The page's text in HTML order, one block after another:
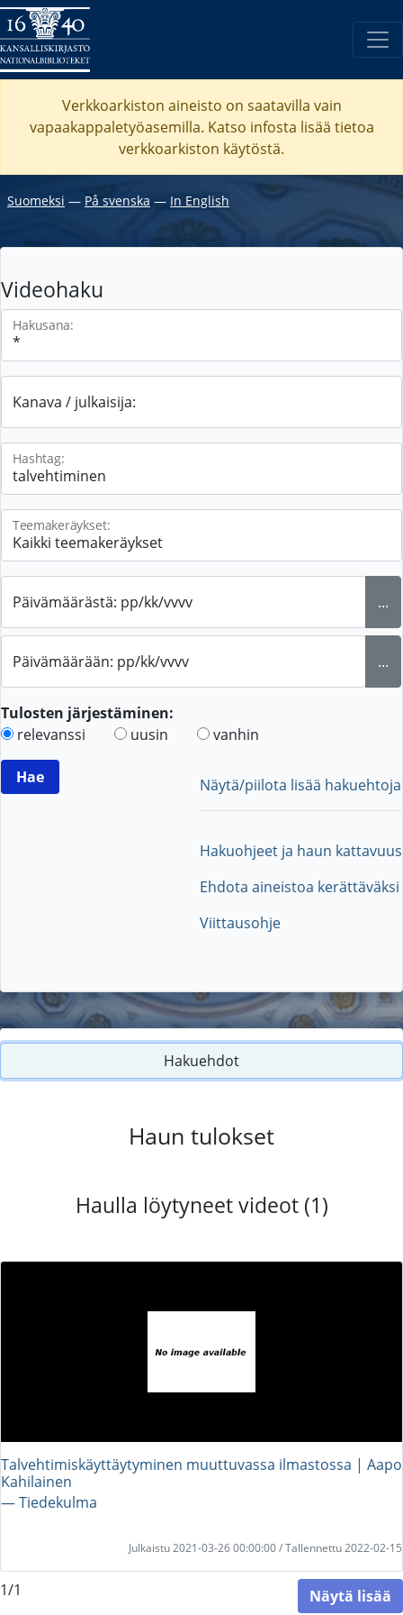
Verkkoarkiston aineisto on saatavilla vain
vapaakappaletyöasemilla. Katso infosta lisää tietoa
verkkoarkiston käytöstä.
Suomeksi ― På svenska ― In English
Videohaku
Hakusana:
Kanava / julkaisija:
Hashtag:
Teemakeräykset:
Päivämäärästä: pp/kk/vvvv ...
Päivämäärään: pp/kk/vvvv ...
Tulosten järjestäminen:
relevanssi
uusin vanhin
Näytä/piilota lisää hakuehtoja
Hakuohjeet ja haun kattavuus
Ehdota aineistoa kerättäväksi
Viittausohje
Hakuehdot
Haun tulokset
Haulla löytyneet videot (1)
Talvehtimiskäyttäytyminen muuttuvassa ilmastossa | Aapo
Kahilainen
― Tiedekulma
Julkaistu 2021-03-26 00:00:00 / Tallennettu 2022-02-15
1/1 Näytä lisää